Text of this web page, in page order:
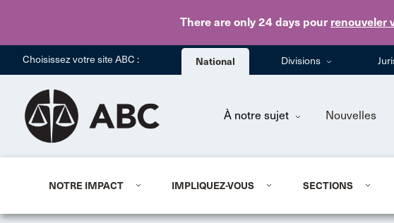
There are only 24 days pour renouveler
Choisissez votre site ABC : National Divisions
À notre sujet Nouvelles
NOTRE IMPACT IMPLIQUEZ-VOUS SECTIONS